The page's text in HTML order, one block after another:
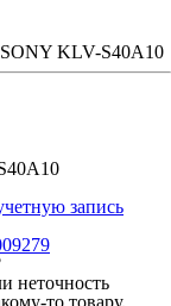
KLV-S40A10
запись
неточность
то товару,